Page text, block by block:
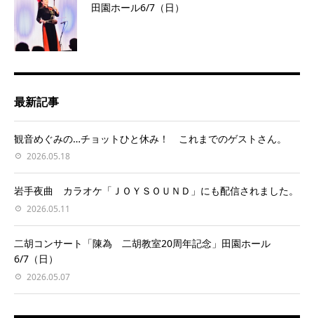
田園ホール6/7（日）
最新記事
観音めぐみの…チョットひと休み！ これまでのゲストさん。
2026.05.18
岩手夜曲 カラオケ「ＪＯＹＳＯＵＮＤ」にも配信されました。
2026.05.11
二胡コンサート「陳為 二胡教室20周年記念」田園ホール
6/7（日）
2026.05.07